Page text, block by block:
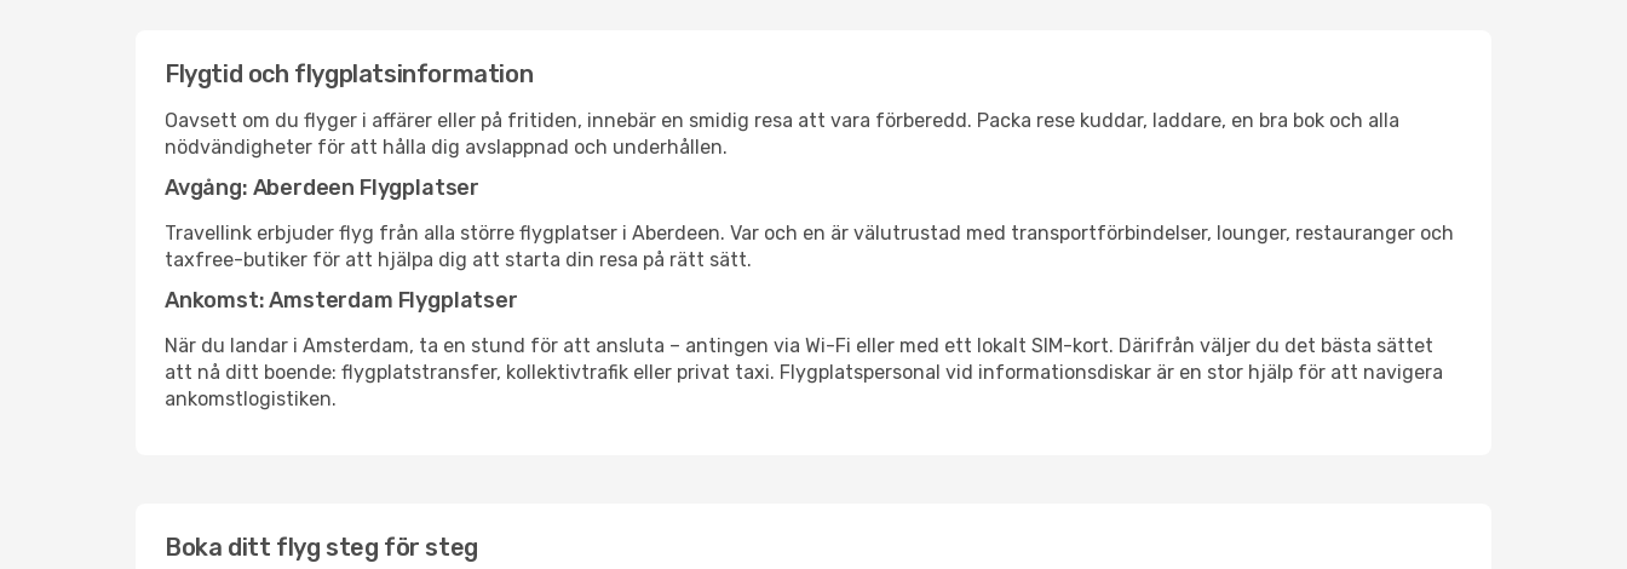
Flygtid och flygplatsinformation
Oavsett om du flyger i affärer eller på fritiden, innebär en smidig resa att vara förberedd. Packa rese kuddar, laddare, en bra bok och alla
nödvändigheter för att hålla dig avslappnad och underhållen.
Avgång: Aberdeen Flygplatser
Travellink erbjuder flyg från alla större flygplatser i Aberdeen. Var och en är välutrustad med transportförbindelser, lounger, restauranger och
taxfree-butiker för att hjälpa dig att starta din resa på rätt sätt.
Ankomst: Amsterdam Flygplatser
När du landar i Amsterdam, ta en stund för att ansluta – antingen via Wi-Fi eller med ett lokalt SIM-kort. Därifrån väljer du det bästa sättet
att nå ditt boende: flygplatstransfer, kollektivtrafik eller privat taxi. Flygplatspersonal vid informationsdiskar är en stor hjälp för att navigera
ankomstlogistiken.
Boka ditt flyg steg för steg